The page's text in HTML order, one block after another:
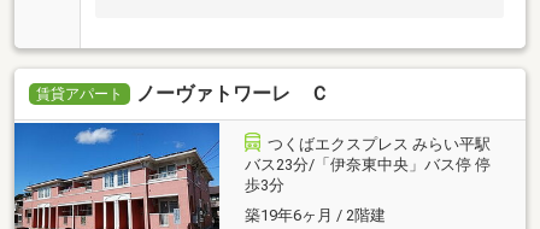
賃貸アパート ノーヴァトワーレ Ｃ
つくばエクスプレス みらい平駅
バス23分/「伊奈東中央」バス停 停
歩3分
築19年6ヶ月 / 2階建